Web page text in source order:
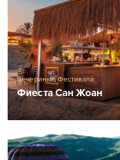
Вечеринки,Фестивали
Фиеста Сан Жоан